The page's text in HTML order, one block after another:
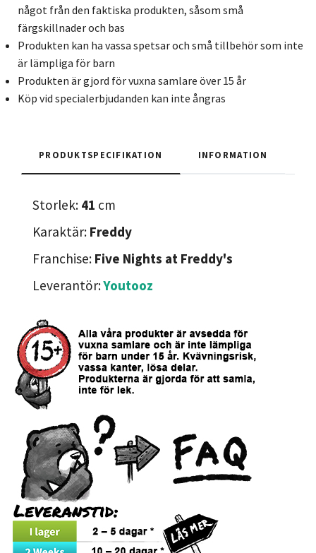
något från den faktiska produkten, såsom små
färgskillnader och bas
Produkten kan ha vassa spetsar och små tillbehör som inte
är lämpliga för barn
Produkten är gjord för vuxna samlare över 15 år
Köp vid specialerbjudanden kan inte ångras
PRODUKTSPECIFIKATION INFORMATION
Storlek: 41 cm
Karaktär: Freddy
Franchise: Five Nights at Freddy's
Leverantör:Youtooz